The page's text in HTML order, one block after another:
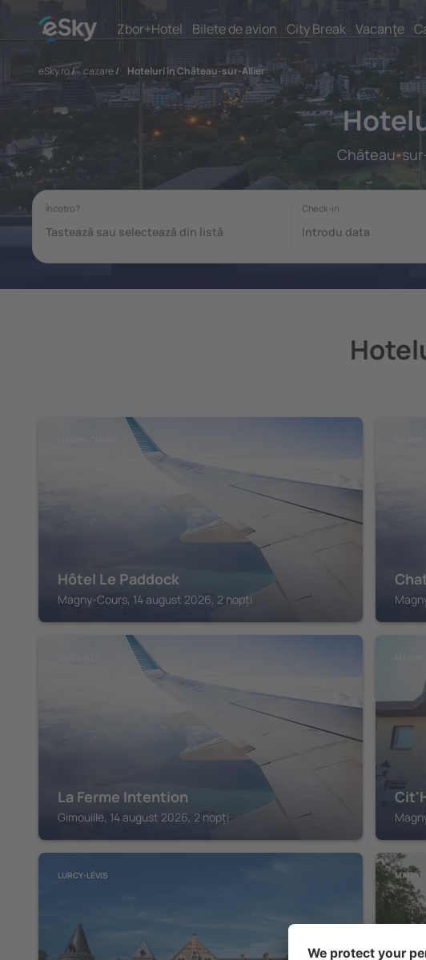
Zbor+Hotel Bilete de avion City Break Vacanţe
eSky.ro/ cazare/ Hoteluri în Château-sur-Allier
Château-
Hôtel Le Paddock
Magny-Cours, 14 august 2026, 2 nopți
La Ferme Intention
Gimouille, 14 august 2026, 2 nopți
LURCY-LÉVIS